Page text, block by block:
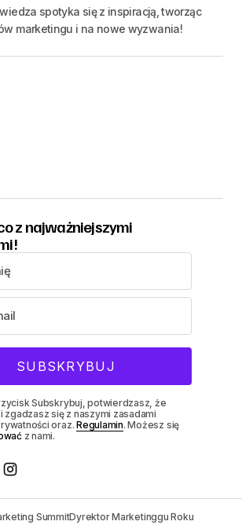
spotyka się z inspiracją, tworząc
marketingu i na nowe wyzwania!
z najważniejszymi
Subskrybuj, potwierdzasz, że
zgadzasz się z naszymi zasadami
oraz.Regulamin. Możesz się
z nami.
SummitDyrektor Marketinggu Roku